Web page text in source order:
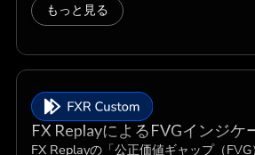
もっと見る
FX ReplayによるFVGインジケ
FX Replayの「公正価値ギャップ（